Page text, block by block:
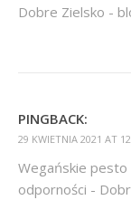
Dobre Zielsko -
PINGBACK:
29 KWIETNIA 2021 AT
Wegańskie pesto
odporności -